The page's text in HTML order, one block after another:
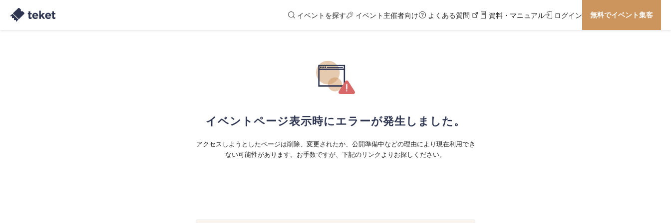
イベントを探す イベント主催者向け よくある質問 資料・マニュアル ログイン 無料でイベント集客
イベントページ表示時にエラーが発生しました。
アクセスしようとしたページは削除、変更されたか、公開準備中などの理由により現在利用でき
ない可能性があります。お手数ですが、下記のリンクよりお探しください。